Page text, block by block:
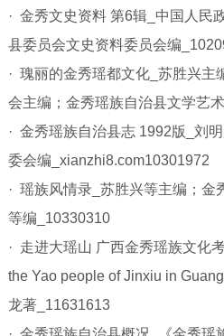
· 金秀文史资料 第6辑_中国人民
县委员会文史资料委员会编
· 瑰丽的金秀瑶都文化_苏胜兴主
会主编；金秀瑶族自治县文学艺
· 金秀瑶族自治县志 1992版_刘
委会编_xianzhi8.com10301972
· 瑶族风情录_苏胜兴等主编；金
等编_10330310
· 走进大瑶山 广西金秀瑶族文化
the Yao people of Jinxiu in
龙著_11631613